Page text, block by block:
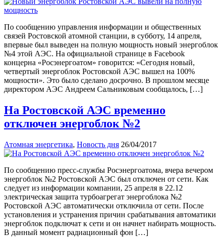
По сообщению управления информации и общественных
связей Ростовской атомной станции, в субботу, 14 апреля,
впервые был выведен на полную мощность новый энергоблок
№4 этой АЭС. На официальной странице в Facebook
концерна «Росэнергоатом» говорится: «Сегодня новый,
четвертый энергоблок Ростовской АЭС вышел на 100%
мощности». Это было сделано досрочно. В прошлом месяце
директором АЭС Андреем Сальниковым сообщалось, […]
На Ростовской АЭС временно
отключен энергоблок №2
Атомная энергетика, Новость дня 26/04/2017
По сообщению пресс-службы Росэнергоатома, вчера вечером
энергоблок №2 Ростовской АЭС был отключен от сети. Как
следует из информации компании, 25 апреля в 22.12
электрическая защита турбоагрегат энергоблока №2
Ростовской АЭС автоматически отключила от сети. После
установления и устранения причин срабатывания автоматики
энергоблок подключат к сети и он начнет набирать мощность.
В данный момент радиационный фон […]